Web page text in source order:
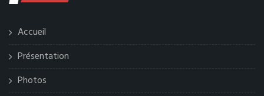
Accueil
Présentation
Photos